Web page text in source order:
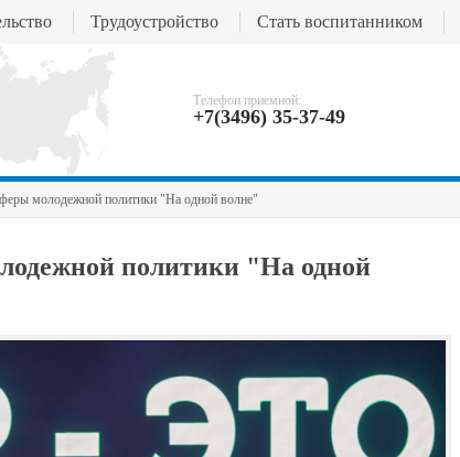
Телефон приемной:
+7(3496) 35-37-49
Трудоустройство Стать воспитанником
молодежной политики "На одной волне"
политики "На одной